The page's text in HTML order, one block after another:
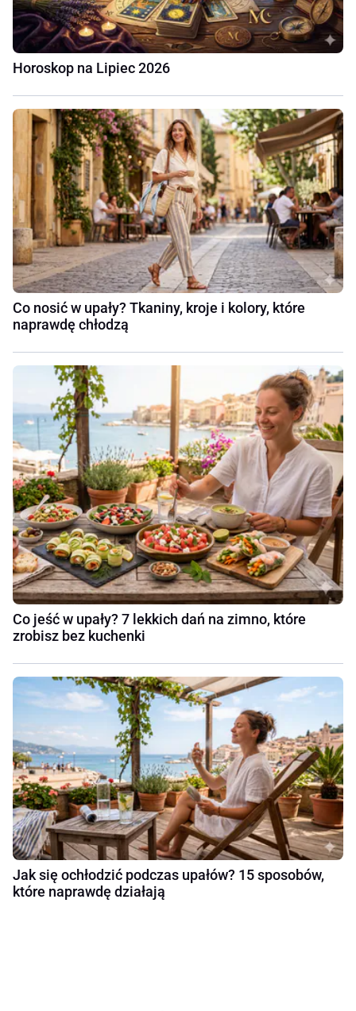
Horoskop na Lipiec 2026
Co nosić w upały? Tkaniny, kroje i kolory, które
naprawdę chłodzą
Co jeść w upały? 7 lekkich dań na zimno, które
zrobisz bez kuchenki
Jak się ochłodzić podczas upałów? 15 sposobów,
które naprawdę działają